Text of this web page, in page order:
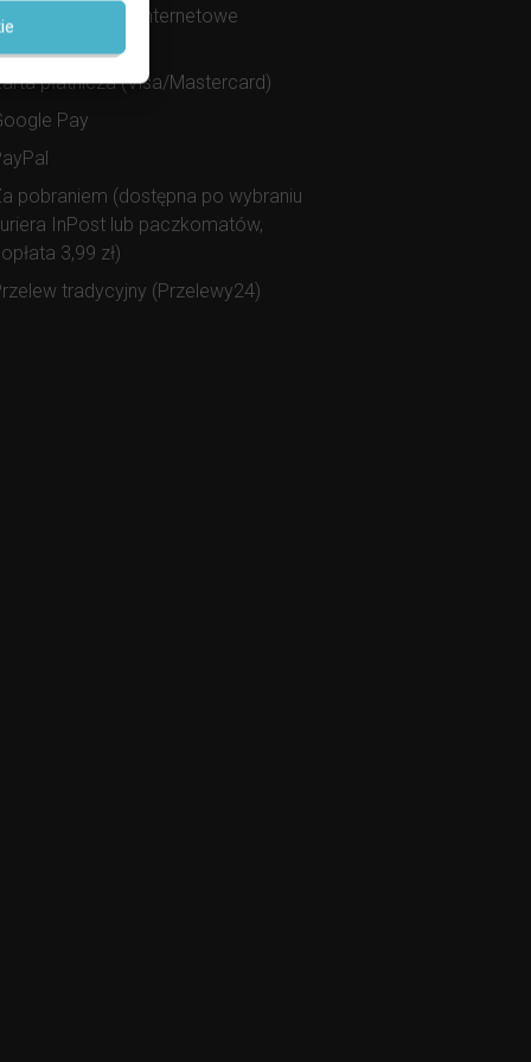
przelewy internetowe
płatnicza (Visa/Mastercard)
Pay
pobraniem (dostępna po wybraniu
InPost lub paczkomatów,
3,99 zł)
tradycyjny (Przelewy24)